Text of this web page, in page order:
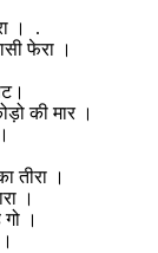
। .
फेरा ।
की मार ।
तीरा ।
।
।